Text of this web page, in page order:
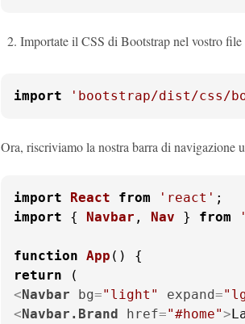
Importate il CSS di Bootstrap nel vostro file
import 'bootstrap/dist/css/
Ora, riscriviamo la nostra barra di navigazione
import React from 'react'
import { Navbar , Nav } from
function App (
return
<Navbar bg="light" expand=
<Navbar.Brand href="#home">